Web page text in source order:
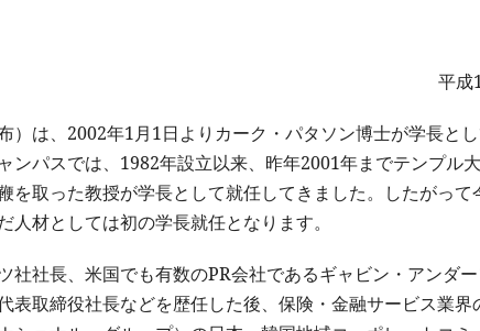
平成
）は、2002年1月1日よりカーク・パタソン博士が学長と
ンパスでは、1982年設立以来、昨年2001年までテンプル
を取った教授が学長として就任してきました。したがって
材としては初の学長就任となります。
社長、米国でも有数のPR会社であるギャビン・アンダ
取締役社長などを歴任した後、保険・金融サービス業界